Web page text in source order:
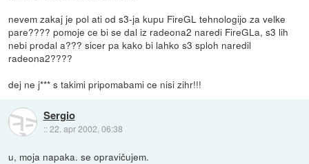
nevem zakaj je pol ati od s3-ja kupu FireGL tehnologijo za velke
pare???? pomoje ce bi se dal iz radeona2 naredi FireGLa, s3 lih
nebi prodal a??? sicer pa kako bi lahko s3 sploh naredil
radeona2????
dej ne j*** s takimi pripomabami ce nisi zihr!!!
Sergio
::22. apr 2002, 06:38
u, moja napaka. se opravičujem.